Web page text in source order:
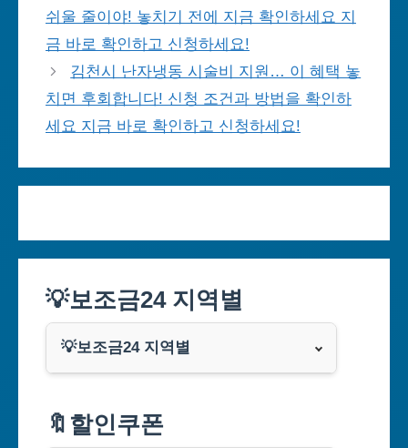
쉬울 줄이야! 놓치기 전에 지금 확인하세요 지
금 바로 확인하고 신청하세요!
김천시 난자냉동 시술비 지원… 이 혜택 놓
치면 후회합니다! 신청 조건과 방법을 확인하
세요 지금 바로 확인하고 신청하세요!
💡보조금24 지역별
💡보조금24 지역별
🔖할인쿠폰